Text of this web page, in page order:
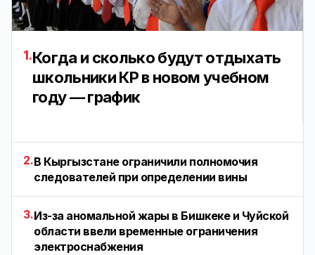
1.Когда и сколько будут отдыхать
школьники КР в новом учебном
году — график
2.В Кыргызстане ограничили полномочия
следователей при определении вины
3.Из-за аномальной жары в Бишкеке и Чуйской
области ввели временные ограничения
электроснабжения